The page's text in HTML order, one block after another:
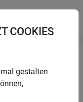
COOKIES
gestalten